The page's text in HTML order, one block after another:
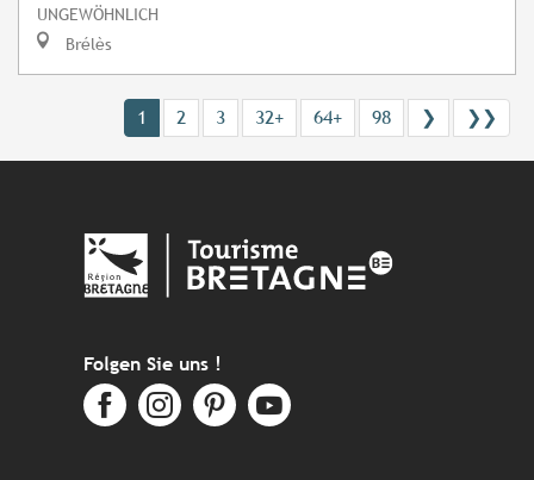
UNGEWÖHNLICH
Brélès
1 2 3 32+ 64+ 98 ❯ ❯❯
Folgen Sie uns !